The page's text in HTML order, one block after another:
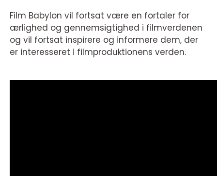
Film Babylon vil fortsat være en fortaler for
ærlighed og gennemsigtighed i filmverdenen
og vil fortsat inspirere og informere dem, der
er interesseret i filmproduktionens verden.